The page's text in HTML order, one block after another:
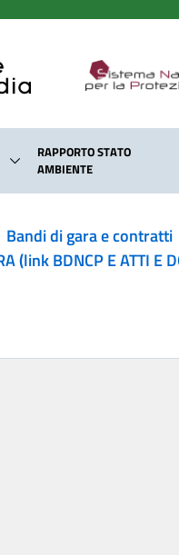
RAPPORTO STATO
AMBIENTE
Bandi di gara e contratti
(link BDNCP E ATTI E